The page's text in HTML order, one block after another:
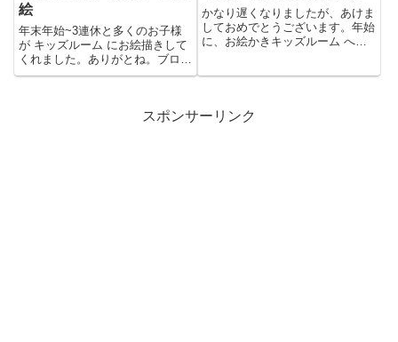
絵
年末年始~3連休と多くのお子様
が キッズルーム にお絵描きして
くれました。ありがとね。ブログ
で紹介したいのですが、写真が...
かなり遅くなりましたが、あけま
しておめでとうございます。年始
に、お絵かきキッズルーム へ行
スポンサーリンク